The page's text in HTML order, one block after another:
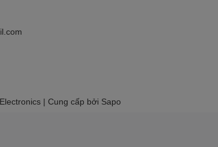
| Cung cấp bởi Sapo